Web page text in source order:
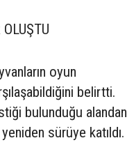
oyun
belirtti.
bulunduğu alandan
sürüye katıldı.